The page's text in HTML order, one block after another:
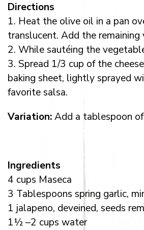
Directions
1. Heat the olive oil in a pan
translucent. Add the
2. While sautéing the
3. Spread 1/3 cup of the
baking sheet, lightly sprayed
favorite salsa.
Variation:Add a tablespoon
Ingredients
4 cups Maseca
3 Tablespoons spring garlic,
1 jalapeno, deveined, seeds
1½ –2 cups water